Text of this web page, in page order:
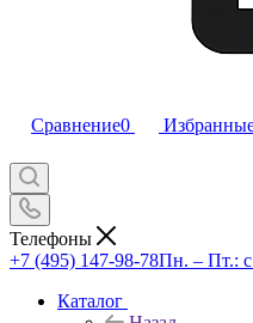
Сравнение0
Телефоны
+7 (495) 147-98-78Пн. – Пт.: с
Каталог